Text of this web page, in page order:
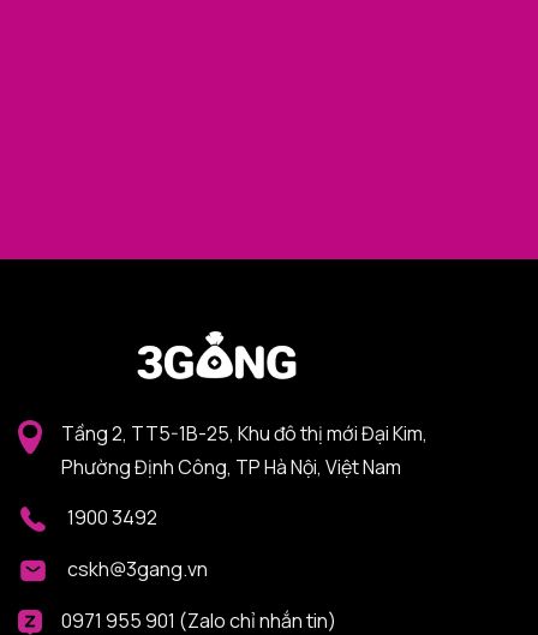
Tầng 2, TT5-1B-25, Khu đô thị mới Đại Kim,
Phường Định Công, TP Hà Nội, Việt Nam
1900 3492
cskh@3gang.vn
0971 955 901 (Zalo chỉ nhắn tin)